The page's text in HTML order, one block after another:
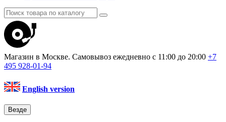
Магазин в Москве. Самовывоз ежедневно с 11:00 до 20:00 +7
495 928-01-94
English version
Везде